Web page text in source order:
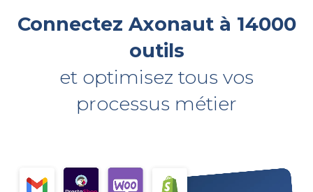
Connectez Axonaut à 14000
outils
et optimisez tous vos
processus métier